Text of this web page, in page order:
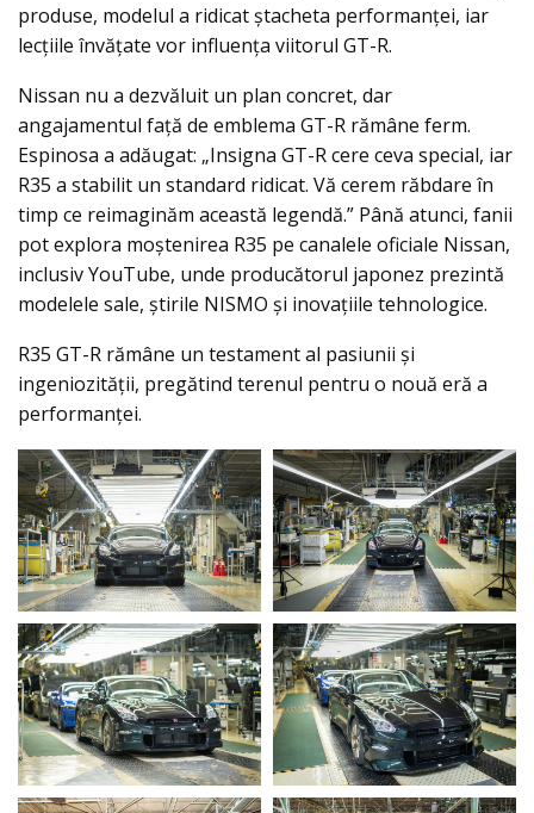
produse, modelul a ridicat ștacheta performanței, iar
lecțiile învățate vor influența viitorul GT-R.
Nissan nu a dezvăluit un plan concret, dar
angajamentul față de emblema GT-R rămâne ferm.
Espinosa a adăugat: „Insigna GT-R cere ceva special, iar
R35 a stabilit un standard ridicat. Vă cerem răbdare în
timp ce reimaginăm această legendă.” Până atunci, fanii
pot explora moștenirea R35 pe canalele oficiale Nissan,
inclusiv YouTube, unde producătorul japonez prezintă
modelele sale, știrile NISMO și inovațiile tehnologice.
R35 GT-R rămâne un testament al pasiunii și
ingeniozității, pregătind terenul pentru o nouă eră a
performanței.